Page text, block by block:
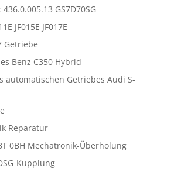
GS7D70SG
JF015E JF017E
Getriebe
Benz C350 Hybrid
automatischen Getriebes Audi S-
Reparatur
0BH Mechatronik-Überholung
Kupplung